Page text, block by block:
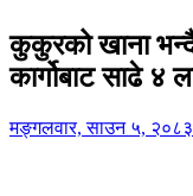
कुकुरको खाना
कार्गोबाट साढे ४
मङ्गलवार, साउन ५, २०८३